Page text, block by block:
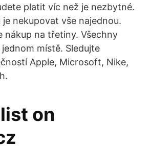
platit víc než je nezbytné.
je nekupovat vše najednou.
nákup na třetiny. Všechny
místě. Sledujte
Apple, Microsoft, Nike,
on